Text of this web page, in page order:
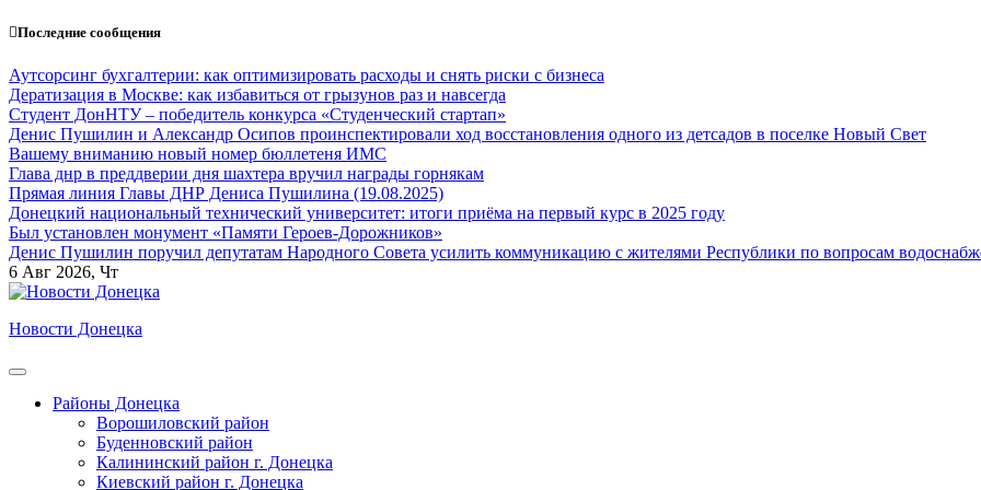
Перейти
содержанию
Последние сообщения
Аутсорсинг бухгалтерии: как оптимизировать расходы и снять риски с бизнеса
Дератизация в Москве: как избавиться от грызунов раз и навсегда
Студент ДонНТУ – победитель конкурса «Студенческий стартап»
Денис Пушилин и Александр Осипов проинспектировали ход восстановления одного из детсадов в поселке Новый Свет
Вашему вниманию новый номер бюллетеня ИМС
Глава днр в преддверии дня шахтера вручил награды горнякам
Прямая линия Главы ДНР Дениса Пушилина (19.08.2025)
Донецкий национальный технический университет: итоги приёма на первый курс в 2025 году
Был установлен монумент «Памяти Героев-Дорожников»
Денис Пушилин поручил депутатам Народного Совета усилить коммуникацию с жителями Республики по вопросам
6 Авг 2026, Чт
Новости Донецка
Районы Донецка
Ворошиловский район
Буденновский район
Калининский район г. Донецка
Киевский район г. Донецка